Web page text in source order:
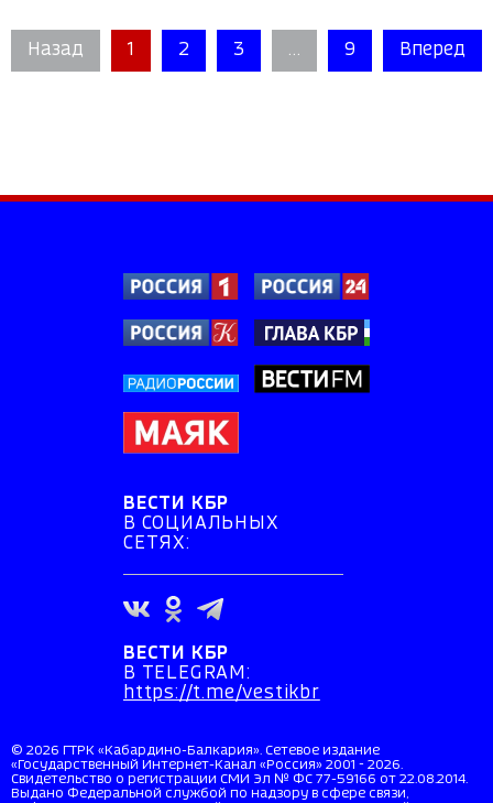
Назад 1 2 3 9 Вперед
ВЕСТИ КБР
В СОЦИАЛЬНЫХ
СЕТЯХ:
ВЕСТИ КБР
В TELEGRAM:
https://t.me/vestikbr
© 2026 ГТРК «Кабардино-Балкария». Сетевое издание
«Государственный Интернет-Канал «Россия» 2001 - 2026.
Свидетельство о регистрации СМИ Эл № ФС 77-59166 от 22.08.2014.
Выдано Федеральной службой по надзору в сфере связи,